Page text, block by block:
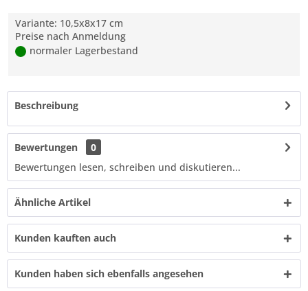
Variante: 10,5x8x17 cm
Preise nach Anmeldung
normaler Lagerbestand
Beschreibung
Bewertungen
0
Bewertungen lesen, schreiben und diskutieren...
Ähnliche Artikel
Kunden kauften auch
Kunden haben sich ebenfalls angesehen